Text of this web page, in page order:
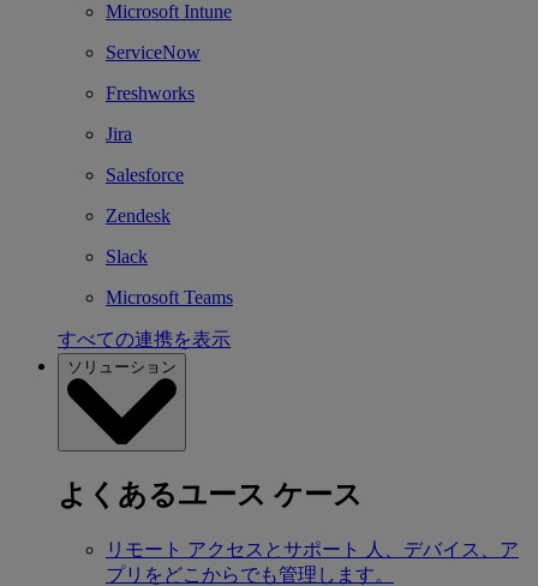
Microsoft Intune
ServiceNow
Freshworks
Jira
Salesforce
Zendesk
Slack
Microsoft Teams
すべての連携を表示
ソリューション
よくあるユース ケース
リモート アクセスとサポート
人、デバイス、ア
プリをどこからでも管理します。